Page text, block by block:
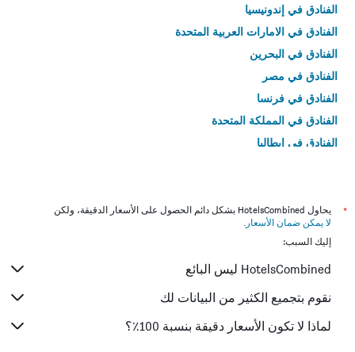
الفنادق في إندونيسيا
الفنادق في الامارات العربية المتحدة
الفنادق في البحرين
الفنادق في مصر
الفنادق في فرنسا
الفنادق في المملكة المتحدة
الفنادق في إيطاليا
*
يحاول HotelsCombined بشكل دائم الحصول على الأسعار الدقيقة، ولكن
لا يمكن ضمان الأسعار .
إليك السبب:
HotelsCombined ليس البائع
نقوم بتجميع الكثير من البيانات لك
لماذا لا تكون الأسعار دقيقة بنسبة 100٪؟